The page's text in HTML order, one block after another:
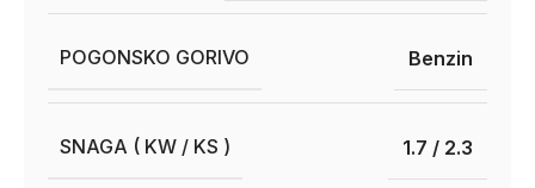
POGONSKO GORIVO Benzin
SNAGA ( KW / KS ) 1.7 / 2.3